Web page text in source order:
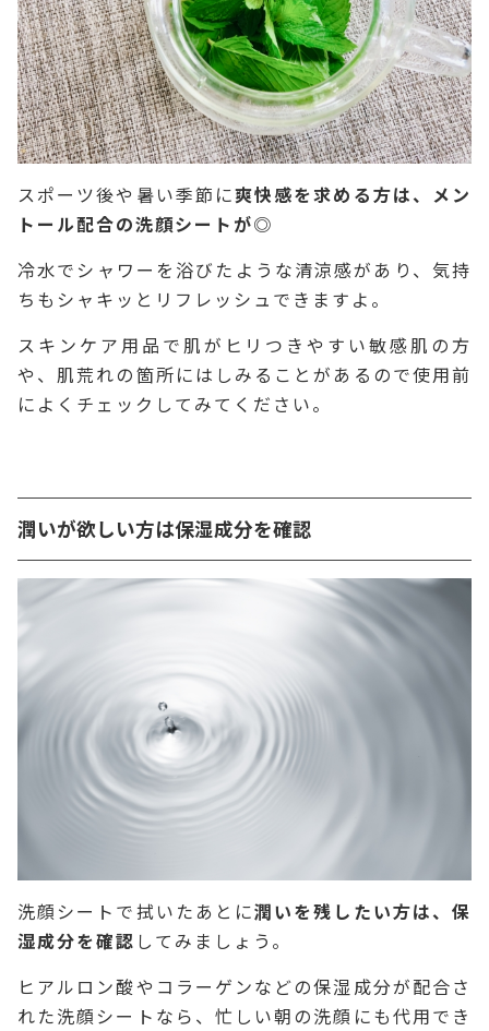
スポーツ後や暑い季節に爽快感を求める方は、メン
トール配合の洗顔シートが◎
冷水でシャワーを浴びたような清涼感があり、気持
ちもシャキッとリフレッシュできますよ。
スキンケア用品で肌がヒリつきやすい敏感肌の方
や、肌荒れの箇所にはしみることがあるので使用前
によくチェックしてみてください。
潤いが欲しい方は保湿成分を確認
洗顔シートで拭いたあとに潤いを残したい方は、保
湿成分を確認 してみましょう。
ヒアルロン酸やコラーゲンなどの保湿成分が配合さ
れた洗顔シートなら、忙しい朝の洗顔にも代用でき